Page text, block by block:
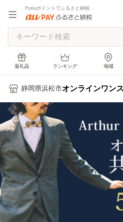
Pontaポイントでふるさと納税
返礼品 ランキング 地域
静岡県浜松市オンラインワン